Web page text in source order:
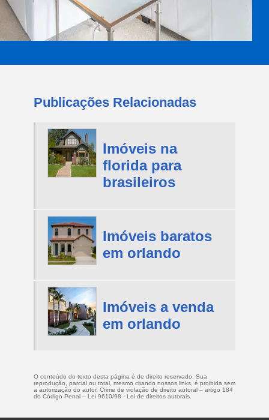
Publicações Relacionadas
Imóveis na
florida para
brasileiros
Imóveis baratos
em orlando
Imóveis a venda
em orlando
O conteúdo do texto desta página é de direito reservado. Sua
reprodução, parcial ou total, mesmo citando nossos links, é proibida sem
a autorização do autor. Crime de violação de direito autoral – artigo 184
do Código Penal – Lei 9610/98 - Lei de direitos autorais